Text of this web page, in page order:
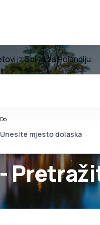
iz Splita za Holandiju
-
Do